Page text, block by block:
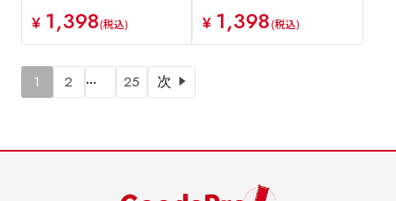
¥ 1,398(税込)
¥ 1,398(税込)
1 2 … 25 次